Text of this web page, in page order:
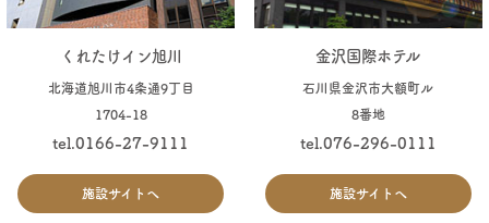
くれたけイン旭川
北海道旭川市4条通9丁目
1704-18
tel.0166-27-9111
施設サイトへ
金沢国際ホテル
石川県金沢市大額町ル
8番地
tel.076-296-0111
施設サイトへ